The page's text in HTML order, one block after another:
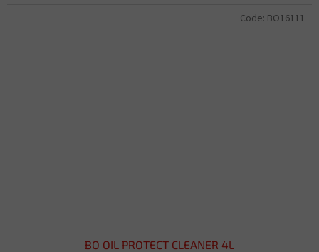
BO OIL PROTECT CLEANER 4L
Code: BO16111